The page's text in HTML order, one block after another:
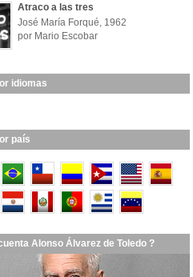
Atraco a las tres
José María Forqué, 1962
por Mario Escobar
idiomas
país
Alonso Álvarez de Toledo ?